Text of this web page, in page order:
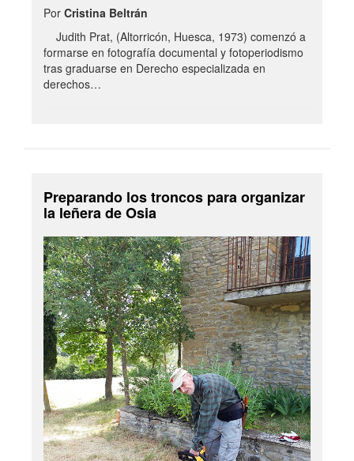
Por Cristina Beltrán
Judith Prat, (Altorricón, Huesca, 1973) comenzó a
formarse en fotografía documental y fotoperiodismo
tras graduarse en Derecho especializada en
derechos…
Preparando los troncos para organizar
la leñera de Osia